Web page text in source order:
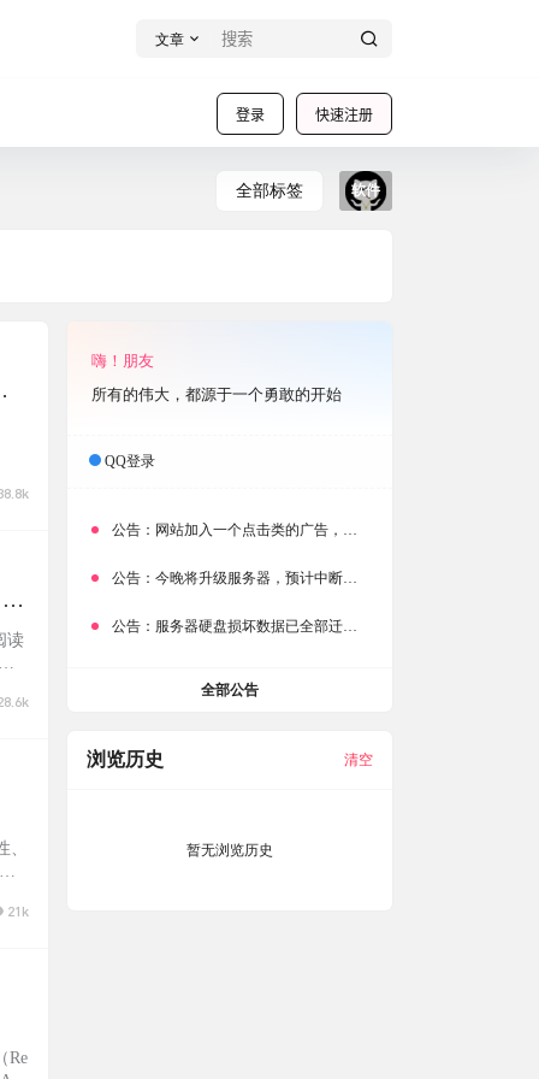
文章
登录 快速注册
全部标签 软件
读
操
21k
Re
嗨！朋友
所有的伟大，都源于一个勇敢的开始
QQ登录
公告： 网站加入一个点击类的广告，大家点击下载按钮需要注意
公告： 今晚将升级服务器，预计中断时常为1分钟
公告： 服务器硬盘损坏数据已全部迁移备份，网站恢复完成！
全部公告
浏览历史 清空
暂无浏览历史